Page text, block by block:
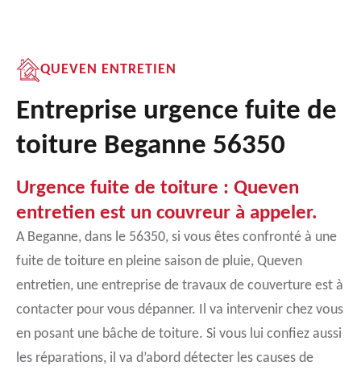
QUEVEN ENTRETIEN
Entreprise urgence fuite de
toiture Beganne 56350
Urgence fuite de toiture : Queven
entretien est un couvreur à appeler.
A Beganne, dans le 56350, si vous êtes confronté à une
fuite de toiture en pleine saison de pluie, Queven
entretien, une entreprise de travaux de couverture est à
contacter pour vous dépanner. Il va intervenir chez vous
en posant une bâche de toiture. Si vous lui confiez aussi
les réparations, il va d’abord détecter les causes de